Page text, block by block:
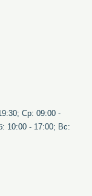
Ср: 09:00 -
10:00 - 17:00; Вс: